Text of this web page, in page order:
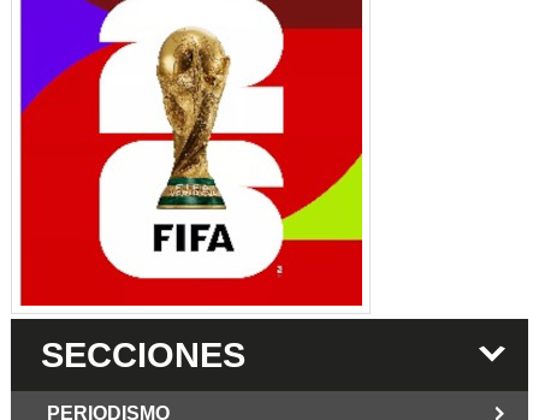
SECCIONES
PERIODISMO